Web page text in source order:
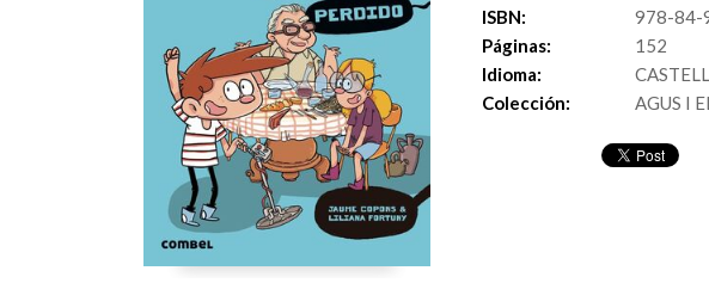
ISBN:
978-84-
Páginas:
152
Idioma:
Colección:
AGUS I